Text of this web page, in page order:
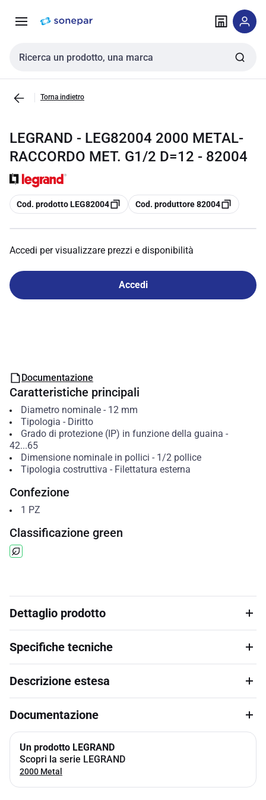
navigazione alla
Cerca input
Torna indietro
LEGRAND - LEG82004 2000 METAL-
RACCORDO MET. G1/2 D=12 - 82004
copia
Cod. prodotto LEG82004 copia
Cod. produttore 82004
Accedi per visualizzare prezzi e disponibilità
Accedi
Documentazione
Caratteristiche principali
Diametro nominale- 12 mm
Tipologia - Diritto
Grado di protezione (IP) in funzione della guaina -
42...65
Dimensione nominale in pollici - 1/2 pollice
Tipologia costruttiva - Filettatura esterna
Confezione
1 PZ
Classificazione green
Dettaglio prodotto
Specifiche tecniche
Descrizione estesa
Documentazione
Un prodotto LEGRAND
Scopri la serie LEGRAND
2000 Metal